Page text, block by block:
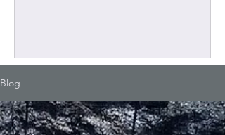
a été au carrefour de plusieurs
musulmanes. La place Registan Au 14e
siècle, la ville a vécu une période de
Blog